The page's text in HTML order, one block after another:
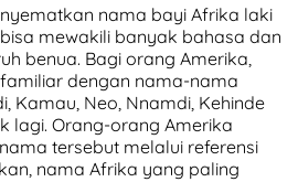
nama bayi Afrika laki
mewakili banyak bahasa dan
benua. Bagi orang Amerika,
dengan nama-nama
Kamau, Neo, Nnamdi, Kehinde
lagi. Orang-orang Amerika
tersebut melalui referensi
nama Afrika yang paling